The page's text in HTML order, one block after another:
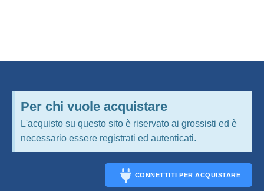
Per chi vuole acquistare
L'acquisto su questo sito è riservato ai grossisti ed è
necessario essere registrati ed autenticati.
CONNETTITI PER ACQUISTARE